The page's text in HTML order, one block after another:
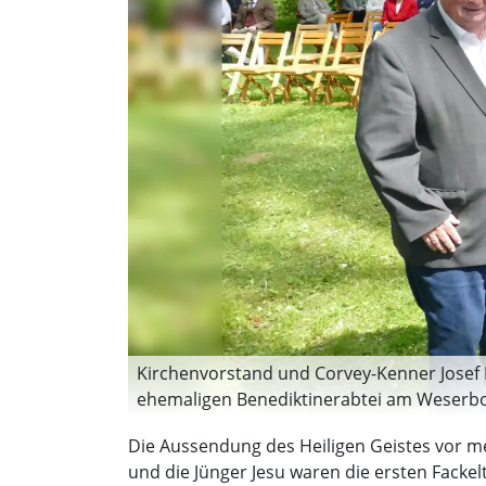
Kirchenvorstand und Corvey-Kenner
ehemaligen Benediktinerabtei am
den Dank auch Ehefrau Elisabeth ein.
Die Aussendung des Heiligen Geistes vor
und die Jünger Jesu waren die ersten